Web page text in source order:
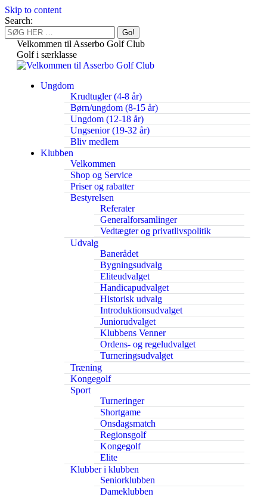
Skip to content
Search:
Velkommen til Asserbo Golf Club
Golf i særklasse
Ungdom
Krudtugler (4-8 år)
Børn/ungdom (8-15 år)
Ungdom (12-18 år)
Ungsenior (19-32 år)
Bliv medlem
Klubben
Velkommen
Shop og Service
Priser og rabatter
Bestyrelsen
Referater
Generalforsamlinger
Vedtægter og privatlivspolitik
Udvalg
Banerådet
Bygningsudvalg
Eliteudvalget
Handicapudvalget
Historisk udvalg
Introduktionsudvalget
Juniorudvalget
Klubbens Venner
Ordens- og regeludvalget
Turneringsudvalget
Træning
Kongegolf
Sport
Turneringer
Shortgame
Onsdagsmatch
Regionsgolf
Kongegolf
Elite
Klubber i klubben
Seniorklubben
Dameklubben